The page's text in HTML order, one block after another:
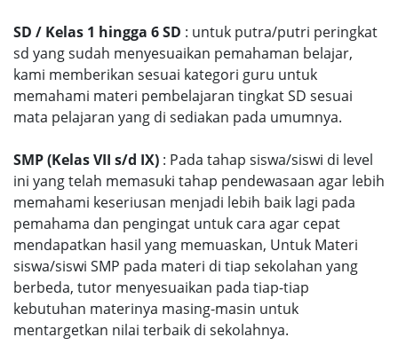
SD / Kelas 1 hingga 6 SD : untuk putra/putri peringkat
sd yang sudah menyesuaikan pemahaman belajar,
kami memberikan sesuai kategori guru untuk
memahami materi pembelajaran tingkat SD sesuai
mata pelajaran yang di sediakan pada umumnya.
SMP (Kelas VII s/d IX) : Pada tahap siswa/siswi di level
ini yang telah memasuki tahap pendewasaan agar lebih
memahami keseriusan menjadi lebih baik lagi pada
pemahama dan pengingat untuk cara agar cepat
mendapatkan hasil yang memuaskan, Untuk Materi
siswa/siswi SMP pada materi di tiap sekolahan yang
berbeda, tutor menyesuaikan pada tiap-tiap
kebutuhan materinya masing-masin untuk
mentargetkan nilai terbaik di sekolahnya.